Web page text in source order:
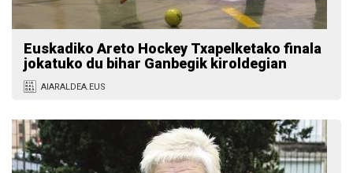
Euskadiko Areto Hockey Txapelketako finala
jokatuko du bihar Ganbegik kiroldegian
AIARALDEA.EUS